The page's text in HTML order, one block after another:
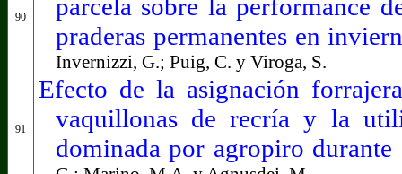
90
parcela sobre la performance
praderas permanentes en
Invernizzi, G.; Puig, C. y Viroga, S.
91
Efecto de la asignación
vaquillonas de recría y la
dominada por agropiro